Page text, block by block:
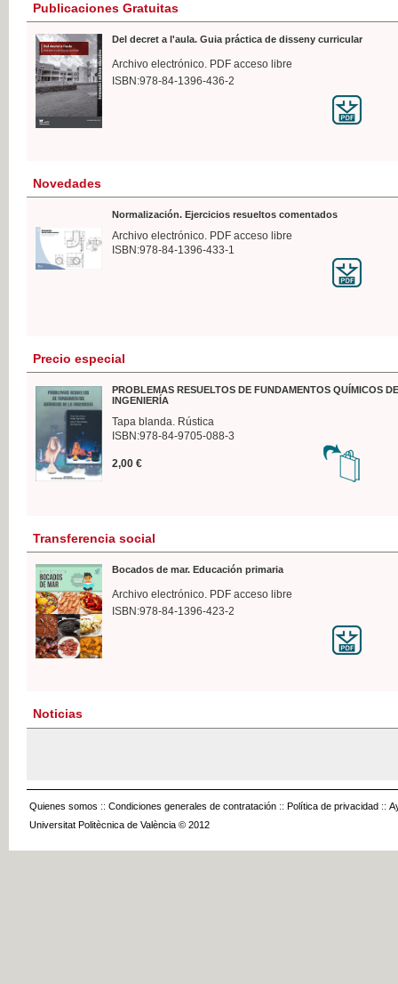
Publicaciones Gratuitas
Del decret a l'aula. Guia práctica de disseny curricular
Archivo electrónico. PDF acceso libre
ISBN:978-84-1396-436-2
Novedades
Normalización. Ejercicios resueltos comentados
Archivo electrónico. PDF acceso libre
ISBN:978-84-1396-433-1
Precio especial
PROBLEMAS RESUELTOS DE FUNDAMENTOS QUÍMICOS
INGENIERÍA
Tapa blanda. Rústica
ISBN:978-84-9705-088-3
2,00 €
Transferencia social
Bocados de mar. Educación primaria
Archivo electrónico. PDF acceso libre
ISBN:978-84-1396-423-2
Noticias
Quienes somos :: Condiciones generales de contratación :: Política de privacidad ::
Universitat Politècnica de València © 2012